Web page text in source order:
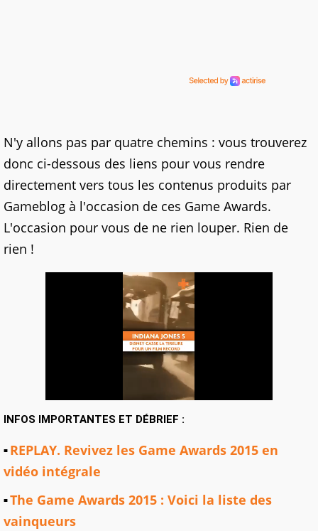
N'y allons pas par quatre chemins : vous trouverez
donc ci-dessous des liens pour vous rendre
directement vers tous les contenus produits par
Gameblog à l'occasion de ces Game Awards.
L'occasion pour vous de ne rien louper. Rien de
rien !
INFOS IMPORTANTES ET DÉBRIEF :
REPLAY. Revivez les Game Awards 2015 en
vidéo intégrale
The Game Awards 2015 : Voici la liste des
vainqueurs